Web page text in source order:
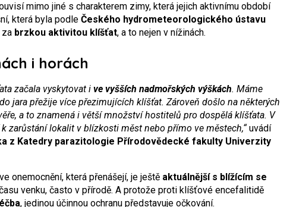
mimo jiné s charakterem zimy, která jejich aktivnímu období
která byla podle Českého hydrometeorologického ústavu
za brzkou aktivitou klíšťat, a to nejen v nížinách.
i horách
začala vyskytovat i ve vyšších nadmořských výškách. Máme
jara přežije více přezimujících klíšťat. Zároveň došlo na některých
a to znamená i větší množství hostitelů pro dospělá klíšťata. V
zarůstání lokalit v blízkosti měst nebo přímo ve městech,“uvádí
z Katedry parazitologie Přírodovědecké fakulty Univerzity
onemocnění, která přenášejí, je ještě aktuálnější s blížícím se
venku, často v přírodě. A protože proti klíšťové encefalitidě
, jedinou účinnou ochranu představuje očkování.